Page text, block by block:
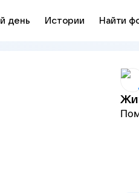
день Истории Найти